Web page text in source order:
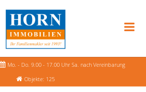
Mo. - Do. 9.00 - 17.00 Uhr Sa. nach Vereinbarung
Objekte: 125